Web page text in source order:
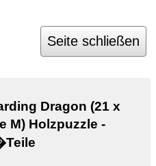
Seite schließen
Dragon (21 x
Holzpuzzle -